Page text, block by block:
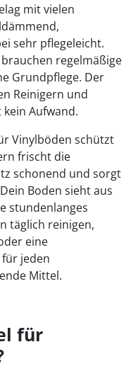
mit vielen
sehr pflegeleicht.
regelmäßige
Grundpflege. Der
Reinigern und
Aufwand.
Vinylböden schützt
frischt die
schonend und sorgt
Boden sieht aus
stundenlanges
täglich reinigen,
eine
jeden
Mittel.
für